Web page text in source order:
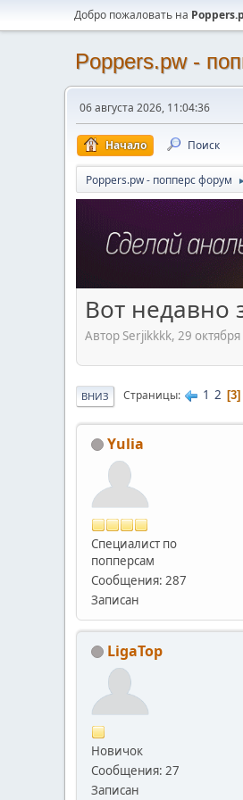
Добро пожаловать на
Poppers.pw -
06 августа 2026, 11:04:36
Начало Поиск
Poppers.pw - попперс форум
Вот недавно
Автор Serjikkkk, 29
ВНИЗ Страницы 1 2 3
Yulia
Специалист по
попперсам
Сообщения: 287
Записан
LigaTop
Новичок
Сообщения: 27
Записан